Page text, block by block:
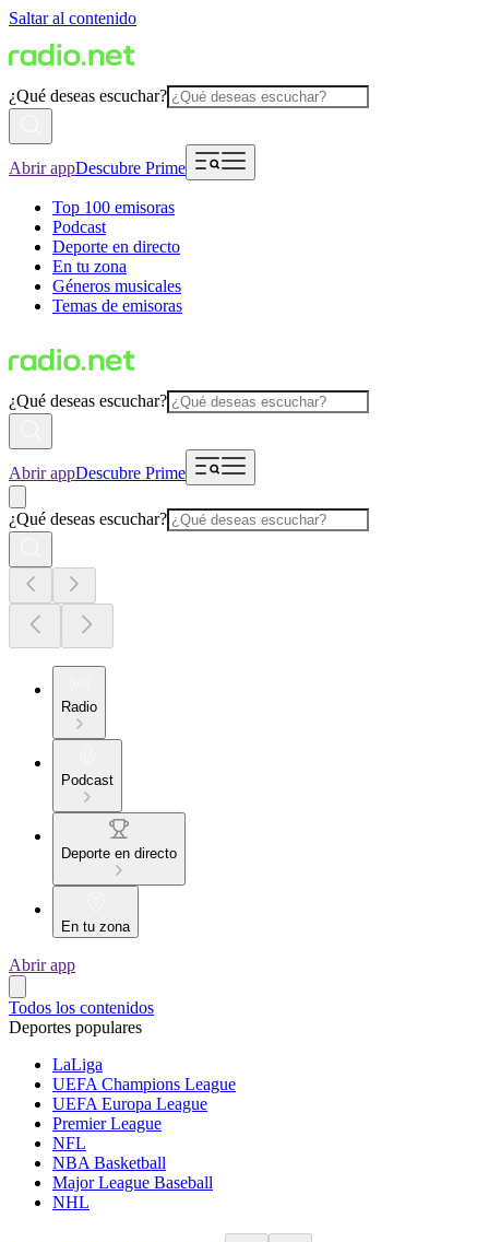
Saltar al contenido
¿Qué deseas escuchar?
Abrir appDescubre Prime
Top 100 emisoras
Podcast
Deporte en directo
En tu zona
Géneros musicales
Temas de emisoras
¿Qué deseas escuchar?
Abrir appDescubre Prime
¿Qué deseas escuchar?
Radio
Podcast
Deporte en directo
En tu zona
Abrir app
Todos los contenidos
Deportes populares
LaLiga
UEFA Champions League
UEFA Europa League
Premier League
NFL
NBA Basketball
Major League Baseball
NHL